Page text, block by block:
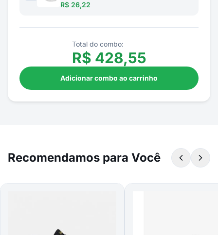
R$ 26,22
Total do combo:
R$ 428,55
Adicionar combo ao carrinho
Recomendamos para Você